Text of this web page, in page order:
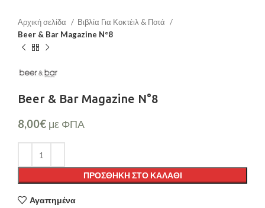
Αρχική σελίδα
Βιβλία Για Κοκτέιλ & Ποτά
Beer & Bar Magazine N°8
Beer & Bar Magazine N°8
8,00€ με ΦΠΑ
ΠΡΟΣΘΉΚΗ ΣΤΟ ΚΑΛΆΘΙ
Αγαπημένα